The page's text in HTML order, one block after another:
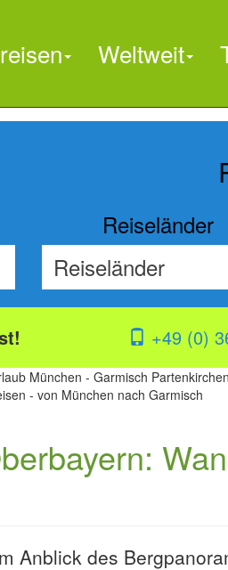
Weltweit
Reiseländer
+49 (0)
München - Garmisch Partenkirchen
Anblick des